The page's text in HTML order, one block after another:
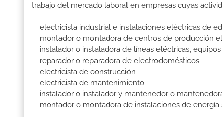
trabajo del mercado laboral en empresas cuyas
electricista industrial e instalaciones eléctricas de
montador o montadora de centros de producción
instalador o instaladora de líneas eléctricas,
reparador o reparadora de electrodomésticos
electricista de construcción
electricista de mantenimiento
instalador o instalador y mantenedor o
montador o montadora de instalaciones de energía